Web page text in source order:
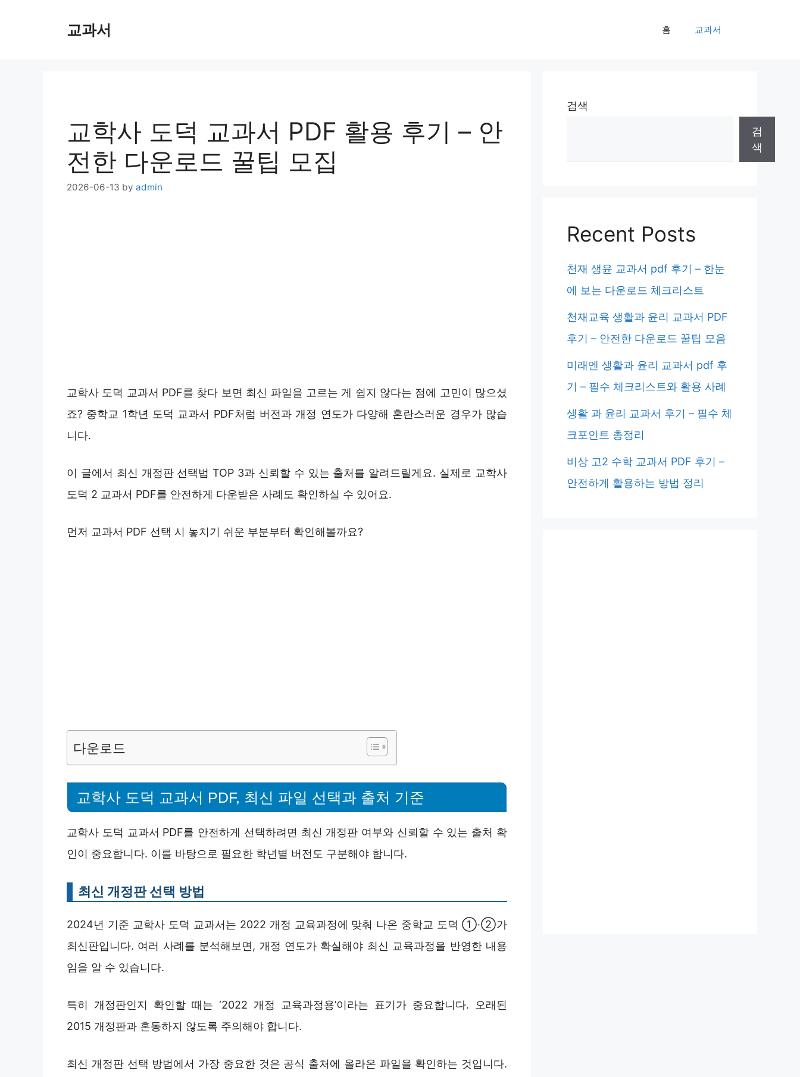
교과서 홈 교과서
교학사 도덕 교과서 PDF 활용 후기 – 안
전한 다운로드 꿀팁 모집
2026-06-13 by admin
교학사 도덕 교과서 PDF를 찾다 보면 최신 파일을 고르는 게 쉽지 않다는 점에 고민이 많으셨
죠? 중학교 1학년 도덕 교과서 PDF처럼 버전과 개정 연도가 다양해 혼란스러운 경우가 많습
니다.
이 글에서 최신 개정판 선택법 TOP 3과 신뢰할 수 있는 출처를 알려드릴게요. 실제로 교학사
도덕 2 교과서 PDF를 안전하게 다운받은 사례도 확인하실 수 있어요.
먼저 교과서 PDF 선택 시 놓치기 쉬운 부분부터 확인해볼까요?
다운로드
교학사 도덕 교과서 PDF, 최신 파일 선택과 출처 기준
교학사 도덕 교과서 PDF를 안전하게 선택하려면 최신 개정판 여부와 신뢰할 수 있는 출처 확
인이 중요합니다. 이를 바탕으로 필요한 학년별 버전도 구분해야 합니다.
최신 개정판 선택 방법
2024년 기준 교학사 도덕 교과서는 2022 개정 교육과정에 맞춰 나온 중학교 도덕 ①·②가
최신판입니다. 여러 사례를 분석해보면, 개정 연도가 확실해야 최신 교육과정을 반영한 내용
임을 알 수 있습니다.
특히 개정판인지 확인할 때는 ‘2022 개정 교육과정용’이라는 표기가 중요합니다. 오래된
2015 개정판과 혼동하지 않도록 주의해야 합니다.
최신 개정판 선택 방법에서 가장 중요한 것은 공식 출처에 올라온 파일을 확인하는 것입니다.
검색
검
색
Recent Posts
천재 생윤 교과서 pdf 후기 – 한눈
에 보는 다운로드 체크리스트
천재교육 생활과 윤리 교과서 PDF
후기 – 안전한 다운로드 꿀팁 모음
미래엔 생활과 윤리 교과서 pdf 후
기 – 필수 체크리스트와 활용 사례
생활 과 윤리 교과서 후기 – 필수 체
크포인트 총정리
비상 고2 수학 교과서 PDF 후기 –
안전하게 활용하는 방법 정리